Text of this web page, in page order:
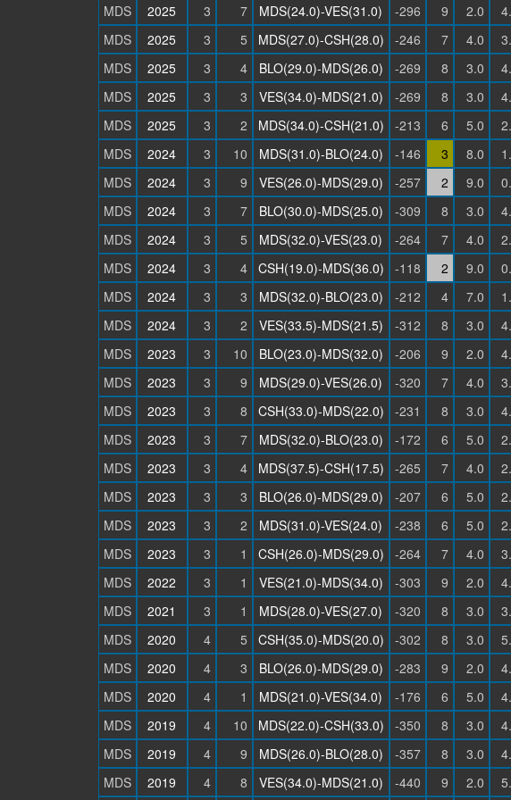
MDS 2025 3 7 MDS(24.0)-VES(31.0) -296 9 2.0
MDS
2025 3 5 MDS(27.0)-CSH(28.0) -246 7 4.0
MDS
2025 3 4 BLO(29.0)-MDS(26.0) -269 8 3.0
MDS
2025 3 3 VES(34.0)-MDS(21.0) -269 8 3.0
MDS
2025 3 2 MDS(34.0)-CSH(21.0) -213 6 5.0
MDS
2024 3 10 MDS(31.0)-BLO(24.0) -146 3 8.0
MDS
2024 3 9 VES(26.0)-MDS(29.0) -257 2 9.0
MDS
2024 3 7 BLO(30.0)-MDS(25.0) -309 8 3.0
MDS
2024 3 5 MDS(32.0)-VES(23.0) -264 7 4.0
MDS
2024 3 4 CSH(19.0)-MDS(36.0) -118 2 9.0
MDS
2024 3 3 MDS(32.0)-BLO(23.0) -212 4 7.0
MDS
2024 3 2 VES(33.5)-MDS(21.5) -312 8 3.0
MDS
2023 3 10 BLO(23.0)-MDS(32.0) -206 9 2.0
MDS
2023 3 9 MDS(29.0)-VES(26.0) -320 7 4.0
MDS
2023 3 8 CSH(33.0)-MDS(22.0) -231 8 3.0
MDS
2023 3 7 MDS(32.0)-BLO(23.0) -172 6 5.0
MDS
2023 3 4 MDS(37.5)-CSH(17.5) -265 7 4.0
MDS
2023 3 3 BLO(26.0)-MDS(29.0) -207 6 5.0
MDS
2023 3 2 MDS(31.0)-VES(24.0) -238 6 5.0
MDS
2023 3 1 CSH(26.0)-MDS(29.0) -264 7 4.0
MDS
2022 3 1 VES(21.0)-MDS(34.0) -303 9 2.0
MDS
2021 3 1 MDS(28.0)-VES(27.0) -320 8 3.0
MDS
2020 4 5 CSH(35.0)-MDS(20.0) -302 8 3.0
MDS
2020 4 3 BLO(26.0)-MDS(29.0) -283 9 2.0
MDS
2020 4 1 MDS(21.0)-VES(34.0) -176 6 5.0
MDS
2019 4 10 MDS(22.0)-CSH(33.0) -350 8 3.0
MDS
2019 4 9 MDS(26.0)-BLO(28.0) -357 8 3.0
MDS
2019 4 8 VES(34.0)-MDS(21.0) -440 9 2.0